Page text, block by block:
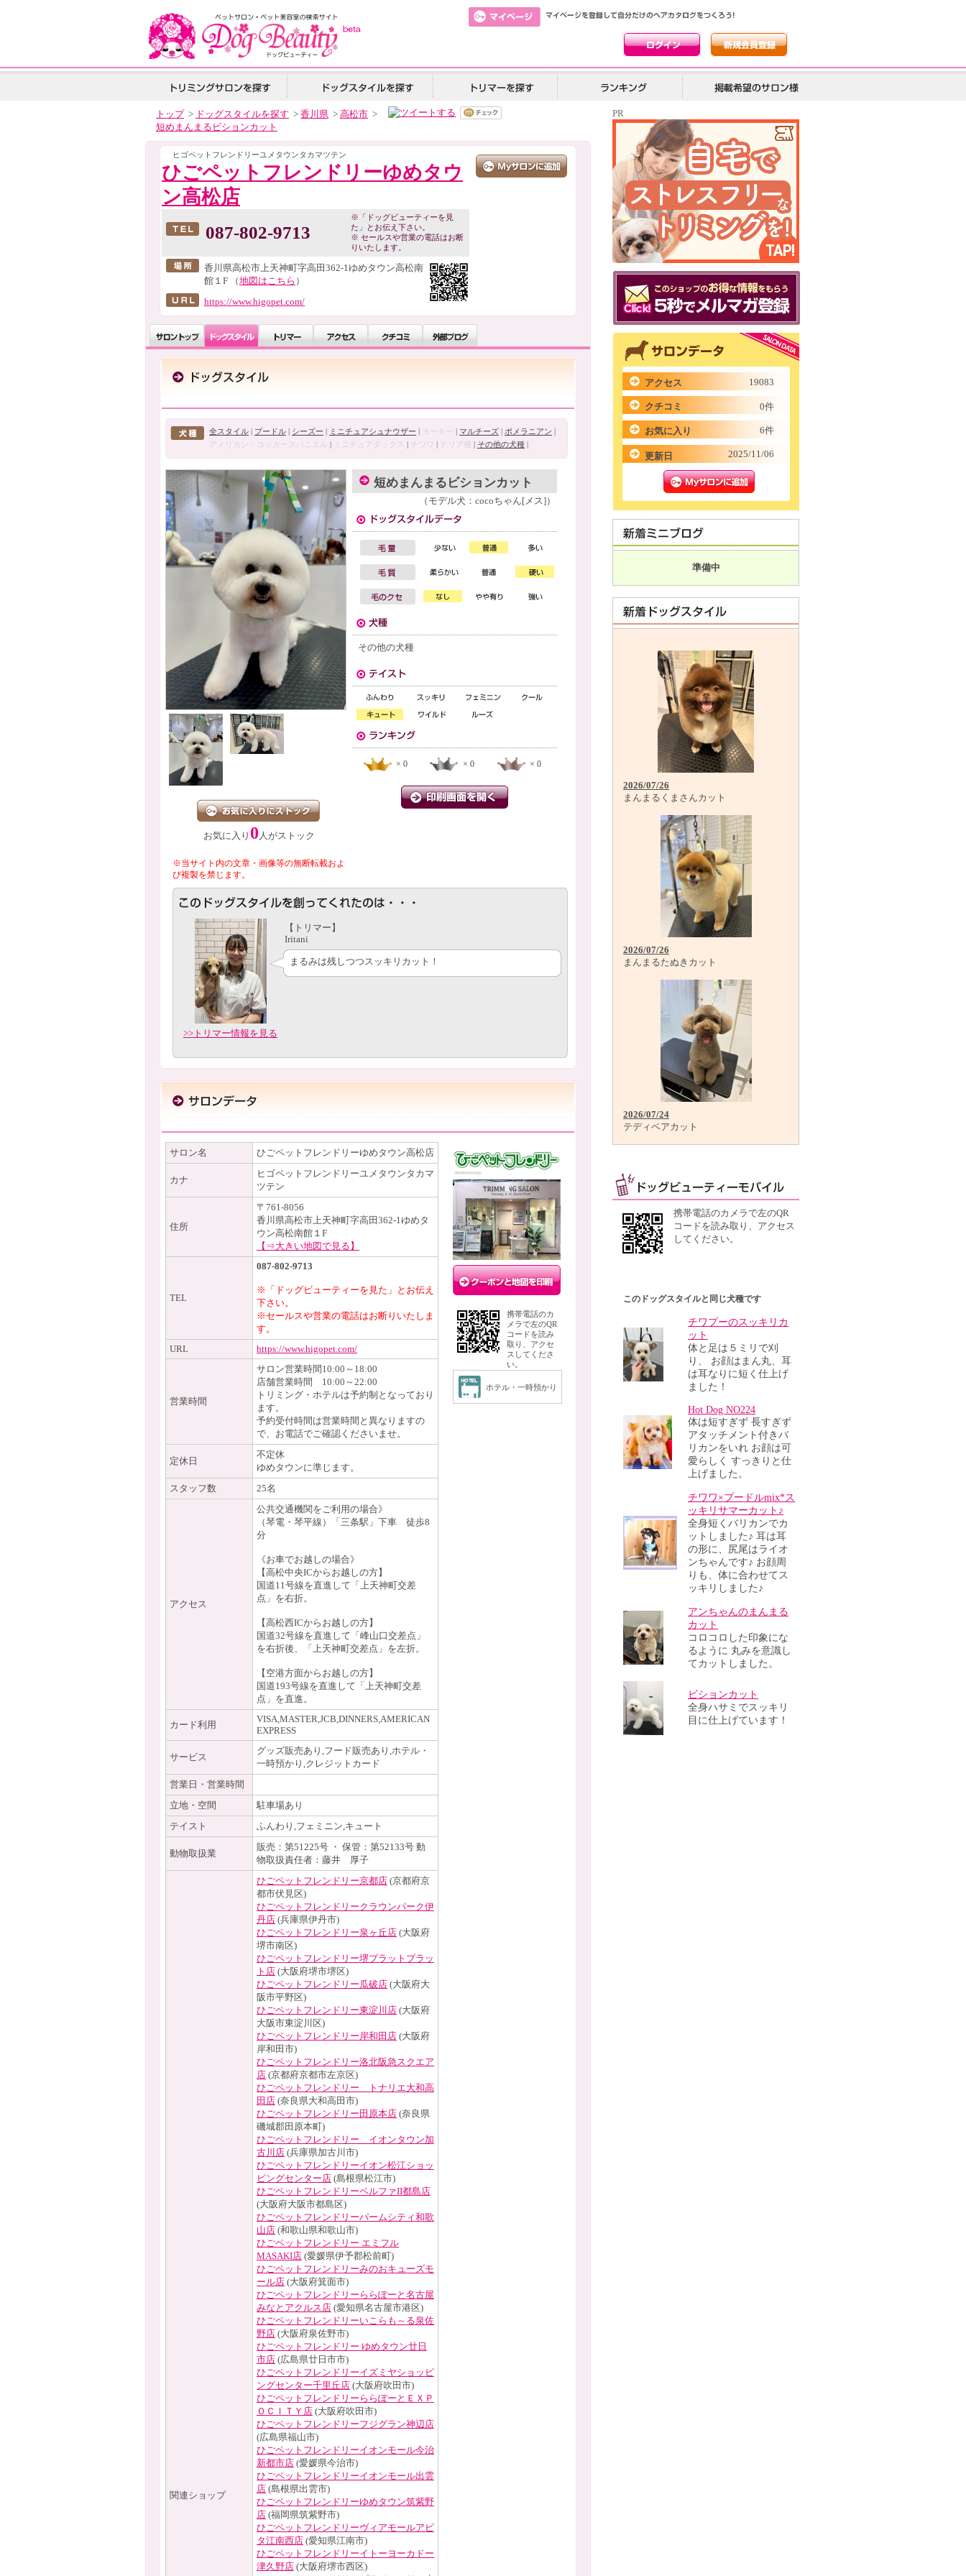
トップ> ドッグスタイルを探す > 香川県 > 高松市 >
短めまんまるビションカット
ヒゴペットフレンドリーユメタウンタカマツテン
ひごペットフレンドリーゆめタウ
ン高松店
087-802-9713
※「ドッグビューティーを見
た」とお伝え下さい。
※ セールスや営業の電話はお断
りいたします。
香川県高松市上天神町字高田362-1ゆめタウン高松南
館１F （地図はこちら ）
https://www.higopet.com/
全スタイル プードル シーズー ミニチュアシュナウザー ヨーキー マルチーズ ポメラニアン
アメリカン・コッカースパニエル
ミニチュアダックス チワワ テリア種 その他の犬種
お気に入り 0 人がストック
※当サイト内の文章・画像等の無断転載およ
び複製を禁じます。
短めまんまるビションカット
（モデル犬：cocoちゃん[メス]）
その他の犬種
× 0 × 0 × 0
>>トリマー情報を見る
【トリマー】
Iritani
まるみは残しつつスッキリカット！
サロン名 ひごペットフレンドリーゆめタウン高松店
カナ
ヒゴペットフレンドリーユメタウンタカマ
ツテン
住所
〒761-8056
香川県高松市上天神町字高田362-1ゆめタ
ウン高松南館１F
【⇒大きい地図で見る】
TEL
087-802-9713
※「ドッグビューティーを見た」とお伝え
下さい。
※セールスや営業の電話はお断りいたしま
す。
URL
https://www.higopet.com/
営業時間
サロン営業時間10:00～18:00
店舗営業時間 10:00～22:00
トリミング・ホテルは予約制となっており
ます。
予約受付時間は営業時間と異なりますの
で、お電話でご確認くださいませ。
定休日
不定休
ゆめタウンに準じます。
スタッフ数
25名
アクセス
公共交通機関をご利用の場合》
（琴電・琴平線）「三条駅」下車 徒歩8
分
《お車でお越しの場合》
【高松中央ICからお越しの方】
国道11号線を直進して「上天神町交差
点」を右折。
【高松西ICからお越しの方】
国道32号線を直進して「峰山口交差点」
を右折後、「上天神町交差点」を左折。
【空港方面からお越しの方】
国道193号線を直進して「上天神町交差
点」を直進。
カード利用
VISA,MASTER,JCB,DINNERS,AMERICAN
EXPRESS
サービス
グッズ販売あり,フード販売あり,ホテル・
一時預かり,クレジットカード
営業日・営業時間
立地・空間
駐車場あり
テイスト
ふんわり,フェミニン,キュート
動物取扱業
販売：第51225号 ・ 保管：第52133号 動
物取扱責任者：藤井 厚子
関連ショップ
ひごペットフレンドリー京都店 (京都府京
都市伏見区)
ひごペットフレンドリークラウンパーク伊
丹店 (兵庫県伊丹市)
ひごペットフレンドリー泉ヶ丘店 (大阪府
堺市南区)
ひごペットフレンドリー堺プラットプラッ
ト店 (大阪府堺市堺区)
ひごペットフレンドリー瓜破店 (大阪府大
阪市平野区)
ひごペットフレンドリー東淀川店 (大阪府
大阪市東淀川区)
ひごペットフレンドリー岸和田店 (大阪府
岸和田市)
ひごペットフレンドリー洛北阪急スクエア
店 (京都府京都市左京区)
ひごペットフレンドリー トナリエ大和高
田店 (奈良県大和高田市)
ひごペットフレンドリー田原本店 (奈良県
磯城郡田原本町)
ひごペットフレンドリー イオンタウン加
古川店 (兵庫県加古川市)
ひごペットフレンドリーイオン松江ショッ
ピングセンター店 (島根県松江市)
ひごペットフレンドリーベルファII都島店
(大阪府大阪市都島区)
ひごペットフレンドリーパームシティ和歌
山店 (和歌山県和歌山市)
ひごペットフレンドリー エミフル
MASAKI店 (愛媛県伊予郡松前町)
ひごペットフレンドリーみのおキューズモ
ール店 (大阪府箕面市)
ひごペットフレンドリーららぽーと名古屋
みなとアクルス店 (愛知県名古屋市港区)
ひごペットフレンドリーいこらも～る泉佐
野店 (大阪府泉佐野市)
ひごペットフレンドリー ゆめタウン廿日
市店 (広島県廿日市市)
ひごペットフレンドリーイズミヤショッピ
ングセンター千里丘店 (大阪府吹田市)
ひごペットフレンドリーららぽーとＥＸＰ
ＯＣＩＴＹ店 (大阪府吹田市)
ひごペットフレンドリーフジグラン神辺店
(広島県福山市)
ひごペットフレンドリーイオンモール今治
新都市店 (愛媛県今治市)
ひごペットフレンドリーイオンモール出雲
店 (島根県出雲市)
ひごペットフレンドリーゆめタウン筑紫野
店 (福岡県筑紫野市)
ひごペットフレンドリーヴィアモールアピ
タ江南西店 (愛知県江南市)
ひごペットフレンドリーイトーヨーカドー
津久野店 (大阪府堺市西区)
携帯電話のカ
メラで左のQR
コードを読み
取り、アクセ
スしてくださ
い。
ホテル・一時預かり
PR
アクセス 19083
クチコミ 0件
お気に入り 6件
更新日 2025/11/06
準備中
2026/07/26
まんまるくまさんカット
2026/07/26
まんまるたぬきカット
2026/07/24
テディベアカット
携帯電話のカメラで左のQR
コードを読み取り、アクセス
してください。
このドッグスタイルと同じ犬種です
チワプーのスッキリカ
ット
体と足は５ミリで刈
り、 お顔はまん丸、耳
は耳なりに短く仕上げ
ました！
Hot Dog NO224
体は短すぎず 長すぎず
アタッチメント付きバ
リカンをいれ お顔は可
愛らしく すっきりと仕
上げました。
チワワ×プードルmix*ス
ッキリサマーカット♪
全身短くバリカンでカ
ットしました♪ 耳は耳
の形に、尻尾はライオ
ンちゃんです♪ お顔周
りも、体に合わせてス
ッキリしました♪
アンちゃんのまんまる
カット
コロコロした印象にな
るように 丸みを意識し
てカットしました。
ビションカット
全身ハサミでスッキリ
目に仕上げています！